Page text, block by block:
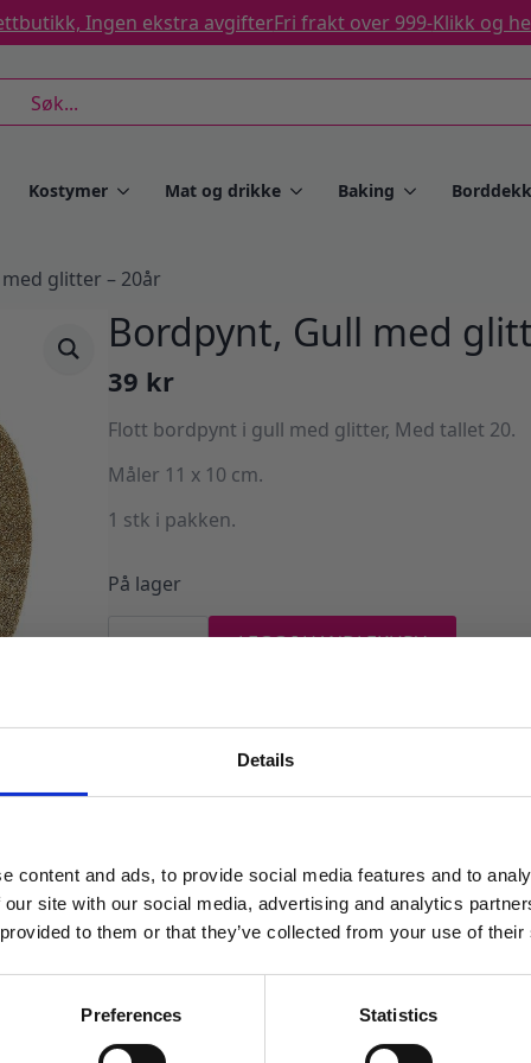
Details
content and ads, to provide social media features and to
site with our social media, advertising and analytics
to them or that they’ve collected from your use of
Preferences Statistics
Ingen ekstra avgifterFri frakt over 999-Klikk og
Kostymer Mat og drikke Baking
glitter – 20år
Bordpynt, Gull med
39 kr
Flott bordpynt i gull med glitter, Med tallet 20.
Måler 11 x 10 cm.
1 stk i pakken.
På lager
Gull
antall
LEGG I HANDLEKURV
TILBUD!
få eksklusive tilbud og masse
inspirasjon rett i innboksen